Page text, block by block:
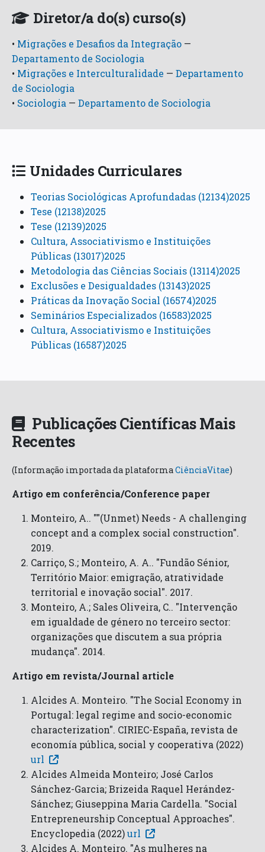
Diretor/a do(s) curso(s)
• Migrações e Desafios da Integração —
Departamento de Sociologia
• Migrações e Interculturalidade —Departamento
de Sociologia
• Sociologia —Departamento de Sociologia
Unidades Curriculares
Teorias Sociológicas Aprofundadas (12134)2025
Tese (12138)2025
Tese (12139)2025
Cultura, Associativismo e Instituições
Públicas (13017)2025
Metodologia das Ciências Sociais (13114)2025
Exclusões e Desigualdades (13143)2025
Práticas da Inovação Social (16574)2025
Seminários Especializados (16583)2025
Cultura, Associativismo e Instituições
Públicas (16587)2025
Publicações Científicas Mais
Recentes
(Informação importada da plataformaCiênciaVitae)
Artigo em conferência/Conference paper
Monteiro, A.. ""(Unmet) Needs - A challenging
concept and a complex social construction".
2019.
Carriço, S.; Monteiro, A. A.. "Fundão Sénior,
Território Maior: emigração, atratividade
territorial e inovação social". 2017.
Monteiro, A.; Sales Oliveira, C.. "Intervenção
em igualdade de género no terceiro sector:
organizações que discutem a sua própria
mudança". 2014.
Artigo em revista/Journal article
Alcides A. Monteiro. "The Social Economy in
Portugal: legal regime and socio-economic
characterization". CIRIEC-España, revista de
economía pública, social y cooperativa (2022)
url
Alcides Almeida Monteiro; José Carlos
Sánchez-Garcia; Brizeida Raquel Herández-
Sánchez; Giuseppina Maria Cardella. "Social
Entrepreneurship Conceptual Approaches".
Encyclopedia (2022)url
Alcides A. Monteiro. "As mulheres na